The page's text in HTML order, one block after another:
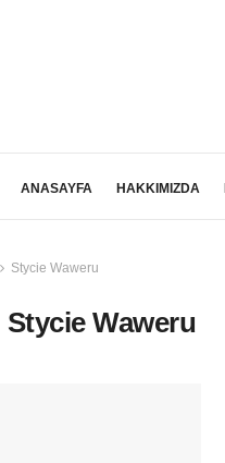
ANASAYFA HAKKIMIZDA
Stycie Waweru
Stycie Waweru